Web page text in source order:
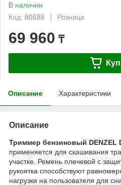
В наличии
Код: 80688
Розница
69 960 ₸
Описание Характеристики
Описание
Триммер бензиновый DENZEL
применяется для скашивания
участке. Ремень плечевой с
рукоятка способствуют
нагрузки на пользователя для